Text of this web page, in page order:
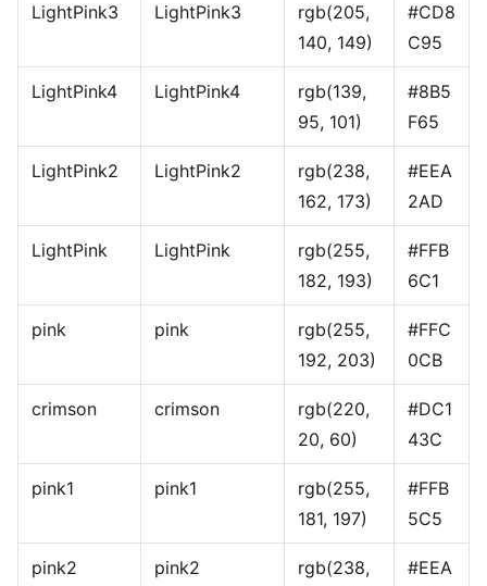
LightPink3 LightPink3
rgb(205,
140, 149)
#CD8
C95
LightPink4 LightPink4
rgb(139,
95, 101)
#8B5
F65
LightPink2 LightPink2
rgb(238,
162, 173)
#EEA
2AD
LightPink LightPink
rgb(255,
182, 193)
#FFB
6C1
pink pink
rgb(255,
192, 203)
#FFC
0CB
crimson crimson
rgb(220,
20, 60)
#DC1
43C
pink1 pink1
rgb(255,
181, 197)
#FFB
5C5
pink2 pink2
rgb(238,
#EEA